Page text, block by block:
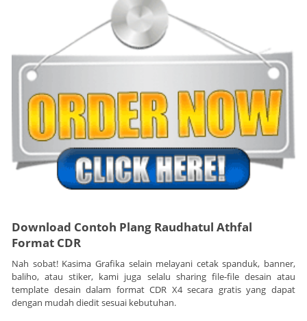
Download Contoh Plang Raudhatul Athfal
Format CDR
Nah sobat! Kasima Grafika selain melayani cetak spanduk, banner,
baliho, atau stiker, kami juga selalu sharing file-file desain atau
template desain dalam format CDR X4 secara gratis yang dapat
dengan mudah diedit sesuai kebutuhan.